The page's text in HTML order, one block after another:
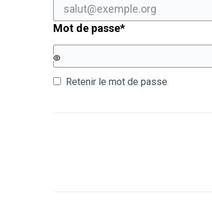
Mot de passe*Champ obligatoire
Retenir le mot de passe